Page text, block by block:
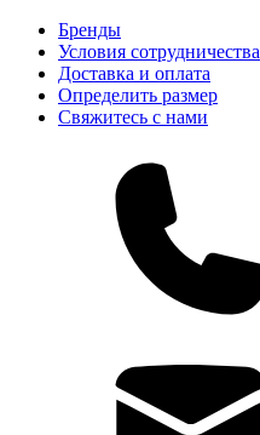
Бренды
Условия сотрудничества
Доставка и оплата
Определить размер
Свяжитесь с нами